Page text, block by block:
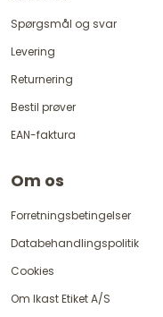
Spørgsmål og svar
Levering
Returnering
Bestil prøver
EAN-faktura
Om os
Forretningsbetingelser
Databehandlingspolitik
Cookies
Om Ikast Etiket A/S